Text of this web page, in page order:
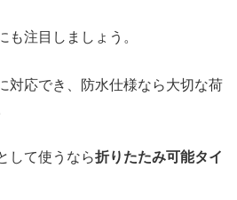
も注目しましょう。
対応でき、防水仕様なら大切な荷
して使うなら折りたたみ可能タイ